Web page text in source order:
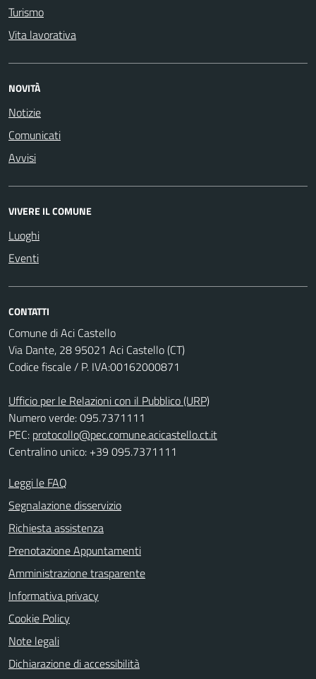
Turismo
Vita lavorativa
NOVITÀ
Notizie
Comunicati
Avvisi
VIVERE IL COMUNE
Luoghi
Eventi
CONTATTI
Comune di Aci Castello
Via Dante, 28 95021 Aci Castello (CT)
Codice fiscale / P. IVA:00162000871
Ufficio per le Relazioni con il Pubblico (URP)
Numero verde: 095.7371111
PEC: protocollo@pec.comune.acicastello.ct.it
Centralino unico: +39 095.7371111
Leggi le FAQ
Segnalazione disservizio
Richiesta assistenza
Prenotazione Appuntamenti
Amministrazione trasparente
Informativa privacy
Cookie Policy
Note legali
Dichiarazione di accessibilità